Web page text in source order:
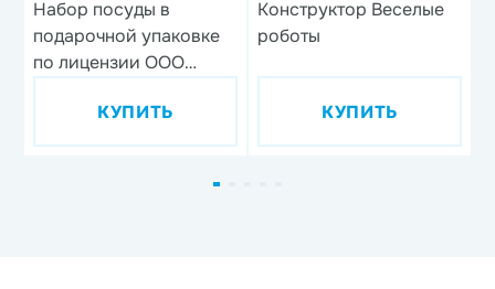
Набор посуды в
подарочной упаковке
по лицензии ООО
дизайн 1, 3 предмета,
фарфор
КУПИТЬ
Конструктор Веселые
роботы
КУПИТЬ